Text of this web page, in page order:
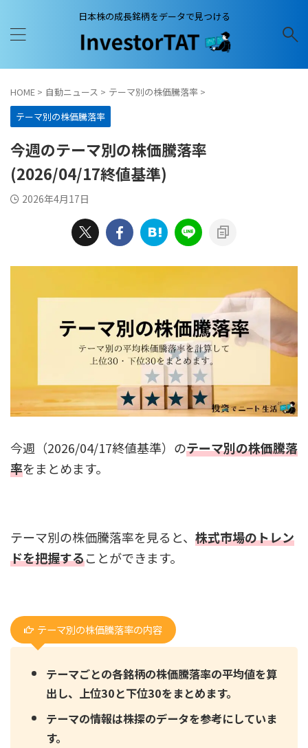
日本株の成長銘柄をデータで見つける
HOME > 自動ニュース > テーマ別の株価騰落率 >
テーマ別の株価騰落率
今週のテーマ別の株価騰落率
(2026/04/17終値基準)
2026年4月17日
今週（2026/04/17終値基準）のテーマ別の株価騰落
率をまとめます。
テーマ別の株価騰落率を見ると、 株式市場のトレン
ドを把握することができます。
テーマ別の株価騰落率の内容
テーマごとの各銘柄の株価騰落率の平均値を算
出し、上位30と下位30をまとめます。
テーマの情報は株探のデータを参考にしていま
す。